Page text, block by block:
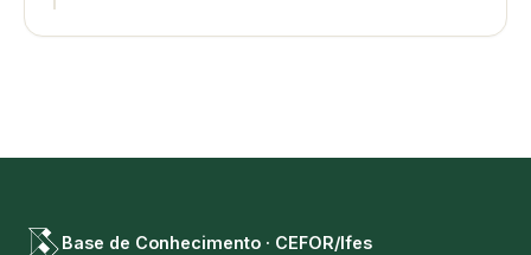
Base de Conhecimento · CEFOR/Ifes